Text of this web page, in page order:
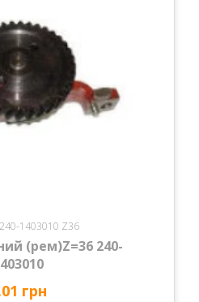
1403010 Z36
(рем)Z=36 240-
грн